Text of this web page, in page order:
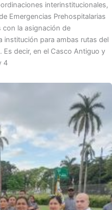
interinstitucionales,
Emergencias Prehospitalarias
con la asignación de
institución para ambas rutas del
Es decir, en el Casco Antiguo y
4